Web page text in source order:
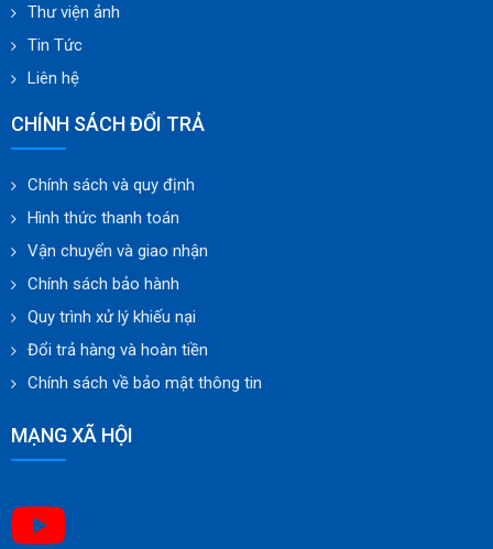
Thư viện ảnh
Tin Tức
Liên hệ
CHÍNH SÁCH ĐỔI TRẢ
Chính sách và quy định
Hình thức thanh toán
Vận chuyển và giao nhận
Chính sách bảo hành
Quy trình xử lý khiếu nại
Đổi trả hàng và hoàn tiền
Chính sách về bảo mật thông tin
MẠNG XÃ HỘI